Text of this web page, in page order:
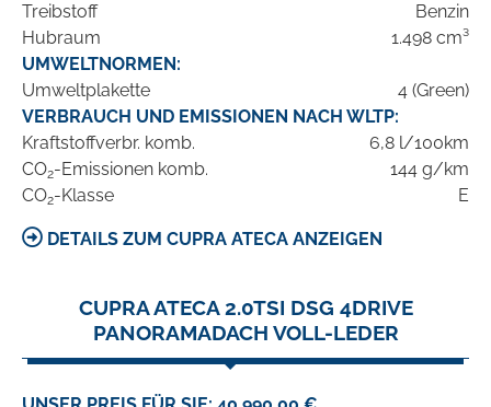
Treibstoff
Benzin
Hubraum
1.498 cm³
UMWELTNORMEN:
Umweltplakette
4 (Green)
VERBRAUCH UND EMISSIONEN NACH WLTP:
Kraftstoffverbr. komb.
6,8 l/100km
CO2-Emissionen komb.
144 g/km
CO2-Klasse E
DETAILS ZUM CUPRA ATECA ANZEIGEN
CUPRA ATECA 2.0TSI DSG 4DRIVE
PANORAMADACH VOLL-LEDER